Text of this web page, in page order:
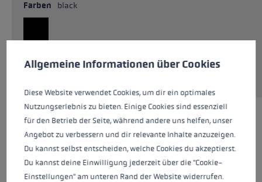
Farben black
Serviceleistung anfragen
Cookie-Voreinstellungen
Allgemeine Informationen über Cookies
Diese Website verwendet Cookies, um dir ein optimales
Nutzungserlebnis zu bieten. Einige Cookies sind essenziell
für den Betrieb der Seite, während andere uns helfen, unser
Angebot zu verbessern und dir relevante Inhalte anzuzeigen.
Du kannst selbst entscheiden, welche Cookies du akzeptierst.
Du kannst deine Einwilligung jederzeit über die "Cookie-
Einstellungen" am unteren Rand der Website widerrufen.